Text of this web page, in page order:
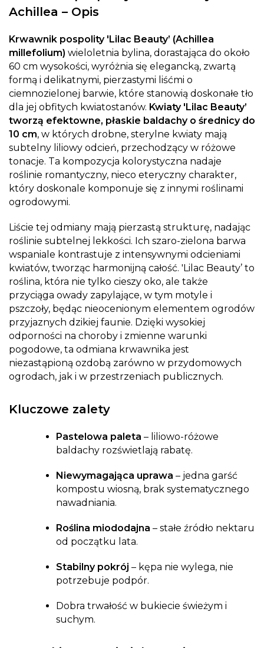
Achillea – Opis
Krwawnik pospolity 'Lilac Beauty’ (Achillea
millefolium) wieloletnia bylina, dorastająca do około
60 cm wysokości, wyróżnia się elegancką, zwartą
formą i delikatnymi, pierzastymi liśćmi o
ciemnozielonej barwie, które stanowią doskonałe tło
dla jej obfitych kwiatostanów. Kwiaty 'Lilac Beauty’
tworzą efektowne, płaskie baldachy o średnicy do
10 cm, w których drobne, sterylne kwiaty mają
subtelny liliowy odcień, przechodzący w różowe
tonacje. Ta kompozycja kolorystyczna nadaje
roślinie romantyczny, nieco eteryczny charakter,
który doskonale komponuje się z innymi roślinami
ogrodowymi.
Liście tej odmiany mają pierzastą strukturę, nadając
roślinie subtelnej lekkości. Ich szaro-zielona barwa
wspaniale kontrastuje z intensywnymi odcieniami
kwiatów, tworząc harmonijną całość. 'Lilac Beauty’ to
roślina, która nie tylko cieszy oko, ale także
przyciąga owady zapylające, w tym motyle i
pszczoły, będąc nieocenionym elementem ogrodów
przyjaznych dzikiej faunie. Dzięki wysokiej
odporności na choroby i zmienne warunki
pogodowe, ta odmiana krwawnika jest
niezastąpioną ozdobą zarówno w przydomowych
ogrodach, jak i w przestrzeniach publicznych.
Kluczowe zalety
Pastelowa paleta – liliowo-różowe
baldachy rozświetlają rabatę.
Niewymagająca uprawa – jedna garść
kompostu wiosną, brak systematycznego
nawadniania.
Roślina miododajna – stałe źródło nektaru
od początku lata.
Stabilny pokrój – kępa nie wylega, nie
potrzebuje podpór.
Dobra trwałość w bukiecie świeżym i
suchym.